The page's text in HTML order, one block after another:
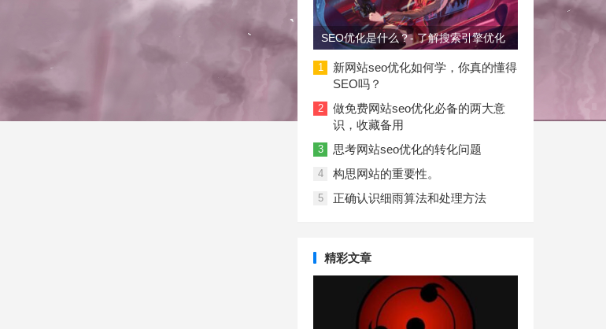
SEO优化是什么？- 了解搜索引擎优化
1
新网站seo优化如何学，你真的懂得
SEO吗？
2
做免费网站seo优化必备的两大意
识，收藏备用
3 思考网站seo优化的转化问题
4 构思网站的重要性。
5 正确认识细雨算法和处理方法
精彩文章